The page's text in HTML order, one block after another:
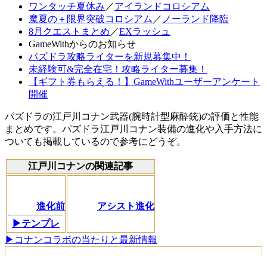
ワンタッチ夏休み ／アイランドコロシアム
魔夏の＋限界突破コロシアム ／ ノーランド降臨
8月クエストまとめ ／EXラッシュ
GameWithからのお知らせ
パズドラ攻略ライターを新規募集中！
未経験可&完全在宅！攻略ライター募集！
【ギフト券もらえる！】GameWithユーザーアンケート
開催
パズドラの江戸川コナン武器(腕時計型麻酔銃)の評価と性能
まとめです。パズドラ江戸川コナン装備の進化や入手方法に
ついても掲載しているので参考にどうぞ。
江戸川コナンの関連記事
進化前
▶テンプレ
アシスト進化
▶コナンコラボの当たりと最新情報